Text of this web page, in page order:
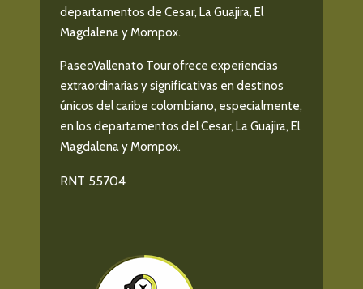
departamentos de Cesar, La Guajira, El
Magdalena y Mompox.
PaseoVallenato Tour ofrece experiencias
extraordinarias y significativas en destinos
únicos del caribe colombiano, especialmente,
en los departamentos del Cesar, La Guajira, El
Magdalena y Mompox.
RNT 55704